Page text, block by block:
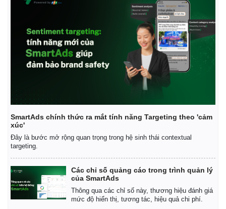
Kinh tế
Bất động sản
Thị trường
Giá vàng
Tiêu dùng
Giá cà phê
SmartAds chính thức ra mắt tính năng Targeting theo 'cảm
xúc'
Đây là bước mở rộng quan trọng trong hệ sinh thái contextual
targeting.
Các chỉ số quảng cáo trong trình quản lý
của SmartAds
Thông qua các chỉ số này, thương hiệu đánh giá
mức độ hiển thị, tương tác, hiệu quả chi phí.